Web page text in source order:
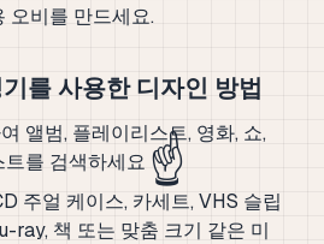
오비를 만드세요.
를 사용한 디자인 방법
앨범, 플레이리스트, 영화, 쇼,
를 검색하세요 ☝️
주얼 케이스, 카세트, VHS 슬립
ray, 책 또는 맞춤 크기 같은 미